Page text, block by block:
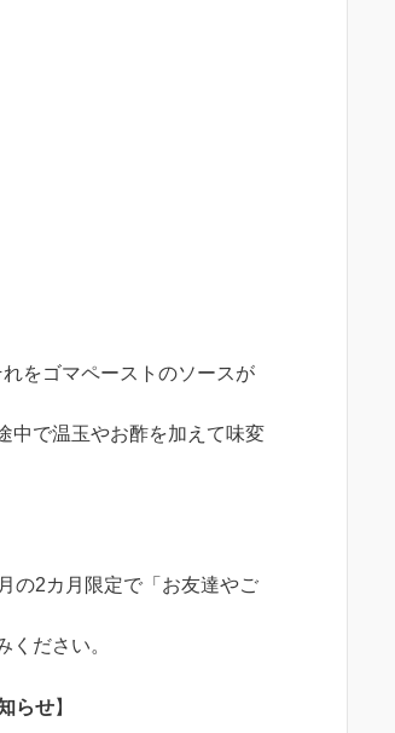
をゴマペーストのソースが
中で温玉やお酢を加えて味変
の2カ月限定で「お友達やご
ださい。
らせ】